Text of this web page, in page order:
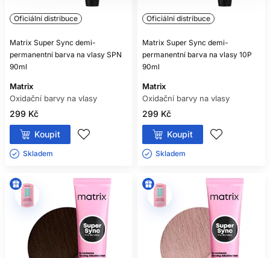
Oficiální distribuce
Matrix Super Sync demi-
permanentní barva na vlasy SPN
90ml
Matrix
Oxidační barvy na vlasy
299 Kč
Koupit
Skladem ㅤ
Oficiální distribuce
Matrix Super Sync demi-
permanentní barva na vlasy 10P
90ml
Matrix
Oxidační barvy na vlasy
299 Kč
Koupit
Skladem ㅤ